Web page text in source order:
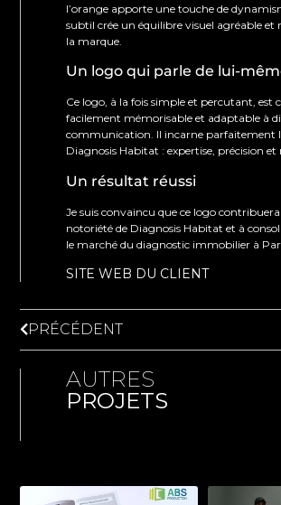
l’orange apporte une touche de
subtil crée un équilibre visuel agréable et
la marque.
Un logo qui parle de lui-
Ce logo, à la fois simple et percutant, est
facilement mémorisable et adaptable à
communication. Il incarne parfaitement
Diagnosis Habitat : expertise, précision et
Un résultat réussi
Je suis convaincu que ce logo
notoriété de Diagnosis Habitat et à
le marché du diagnostic immobilier à
SITE WEB DU CLIENT
PRÉCÉDENT
AUTRES
PROJETS